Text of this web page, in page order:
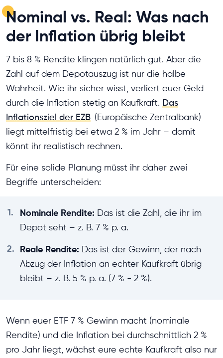
Nominal vs. Real: Was nach
der Inflation übrig bleibt
7 bis 8 % Rendite klingen natürlich gut. Aber die
Zahl auf dem Depotauszug ist nur die halbe
Wahrheit. Wie ihr sicher wisst, verliert euer Geld
durch die Inflation stetig an Kaufkraft. Das
Inflationsziel der EZB (Europäische Zentralbank)
liegt mittelfristig bei etwa 2 % im Jahr – damit
könnt ihr realistisch rechnen.
Für eine solide Planung müsst ihr daher zwei
Begriffe unterscheiden:
1. Nominale Rendite: Das ist die Zahl, die ihr im
Depot seht – z. B. 7 % p. a.
2. Reale Rendite: Das ist der Gewinn, der nach
Abzug der Inflation an echter Kaufkraft übrig
bleibt – z. B. 5 % p. a. (7 % - 2 %).
Wenn euer ETF 7 % Gewinn macht (nominale
Rendite) und die Inflation bei durchschnittlich 2 %
pro Jahr liegt, wächst eure echte Kaufkraft also nur